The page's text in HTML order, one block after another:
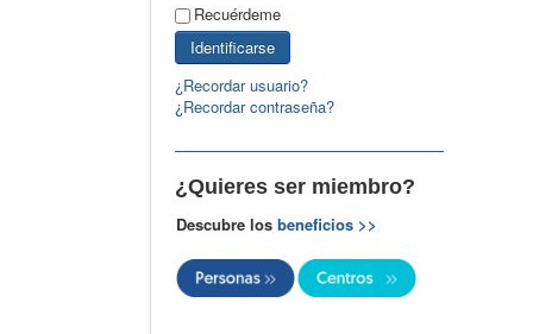
Recuérdeme
Identificarse
¿Recordar usuario?
¿Recordar contraseña?
¿Quieres ser miembro?
Descubre los beneficios >>